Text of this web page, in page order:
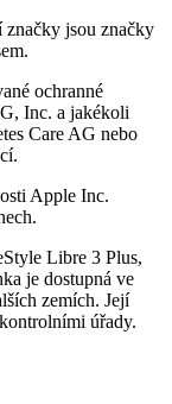
značky jsou značky
ochranné
Inc. a jakékoli
Care AG nebo
Apple Inc.
Libre 3 Plus,
je dostupná ve
zemích. Její
úřady.